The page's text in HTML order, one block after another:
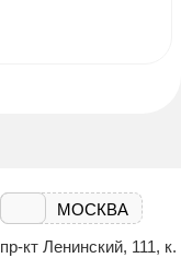
МОСКВА
пр-кт Ленинский, 111, к.